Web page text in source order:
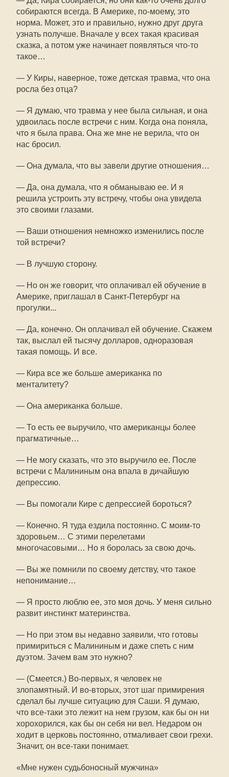
собираются всегда. В Америке, по-моему, это
норма. Может, это и правильно, нужно друг друга
узнать получше. Вначале у всех такая красивая
сказка, а потом уже начинает появляться что-то
такое…
— У Киры, наверное, тоже детская травма, что она
росла без отца?
— Я думаю, что травма у нее была сильная, и она
удвоилась после встречи с ним. Когда она поняла,
что я была права. Она же мне не верила, что он
нас бросил.
— Она думала, что вы завели другие отношения…
— Да, она думала, что я обманываю ее. И я
решила устроить эту встречу, чтобы она увидела
это своими глазами.
— Ваши отношения немножко изменились после
той встречи?
— В лучшую сторону.
— Но он же говорит, что оплачивал ей обучение в
Америке, приглашал в Санкт-Петербург на
прогулки...
— Да, конечно. Он оплачивал ей обучение. Скажем
так, выслал ей тысячу долларов, одноразовая
такая помощь. И все.
— Кира все же больше американка по
менталитету?
— Она американка больше.
— То есть ее выручило, что американцы более
прагматичные…
— Не могу сказать, что это выручило ее. После
встречи с Малининым она впала в дичайшую
депрессию.
— Вы помогали Кире с депрессией бороться?
— Конечно. Я туда ездила постоянно. С моим-то
здоровьем… С этими перелетами
многочасовыми… Но я боролась за свою дочь.
— Вы же помнили по своему детству, что такое
непонимание…
— Я просто люблю ее, это моя дочь. У меня сильно
развит инстинкт материнства.
— Но при этом вы недавно заявили, что готовы
примириться с Малининым и даже спеть с ним
дуэтом. Зачем вам это нужно?
— (Смеется.) Во-первых, я человек не
злопамятный. И во-вторых, этот шаг примирения
сделал бы лучше ситуацию для Саши. Я думаю,
что все-таки это лежит на нем грузом, как бы он ни
хорохорился, как бы он себя ни вел. Недаром он
ходит в церковь постоянно, отмаливает свои грехи.
Значит, он все-таки понимает.
«Мне нужен судьбоносный мужчина»